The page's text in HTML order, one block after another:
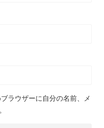
ラウザーに自分の名前、メ